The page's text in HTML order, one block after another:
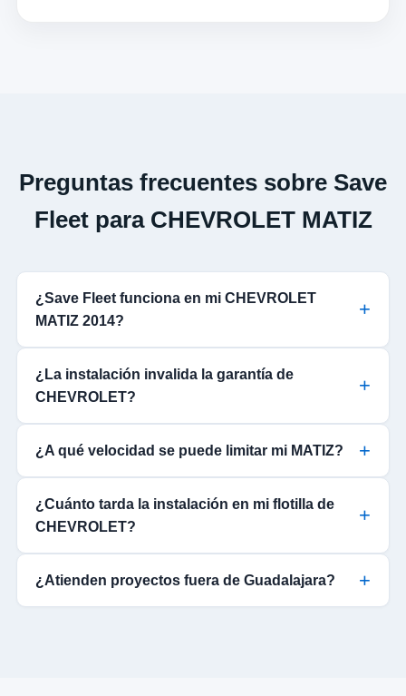
Preguntas frecuentes sobre Save
Fleet para CHEVROLET MATIZ
¿Save Fleet funciona en mi CHEVROLET
MATIZ 2014?
¿La instalación invalida la garantía de
CHEVROLET?
¿A qué velocidad se puede limitar mi MATIZ?
¿Cuánto tarda la instalación en mi flotilla de
CHEVROLET?
¿Atienden proyectos fuera de Guadalajara?